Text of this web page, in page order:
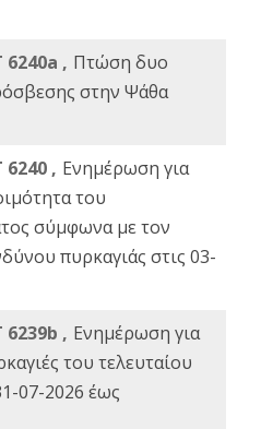
6240a , Πτώση δυο
στην Ψάθα
, Ενημέρωση για
του
σύμφωνα με τον
πυρκαγιάς στις 03-
6239b , Ενημέρωση για
του τελευταίου
07-2026 έως